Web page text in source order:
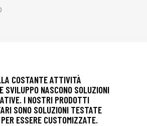
COSTANTE ATTIVITÀ
SVILUPPO NASCONO SOLUZIONI
I NOSTRI PRODOTTI
SONO SOLUZIONI TESTATE
ESSERE CUSTOMIZZATE.